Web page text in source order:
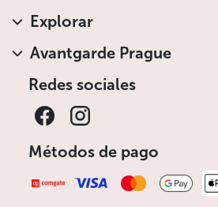
Explorar
Avantgarde Prague
Redes sociales
Métodos de pago